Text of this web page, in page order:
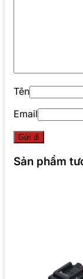
Tên
Email
Sản phẩm